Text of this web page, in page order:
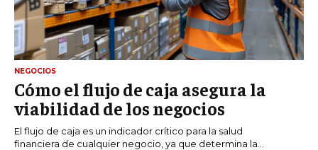
NEGOCIOS
Cómo el flujo de caja asegura la
viabilidad de los negocios
El flujo de caja es un indicador crítico para la salud
financiera de cualquier negocio, ya que determina la...